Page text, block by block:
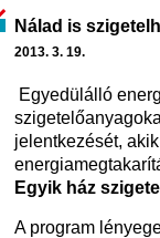
Nálad is
2013. 3. 19.
Egyedülálló
jelentkezését,
Egyik ház
A program